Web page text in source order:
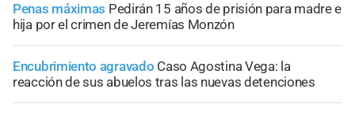
Penas máximas Pedirán 15 años de prisión para madre e
hija por el crimen de Jeremías Monzón
Encubrimiento agravado Caso Agostina Vega: la
reacción de sus abuelos tras las nuevas detenciones